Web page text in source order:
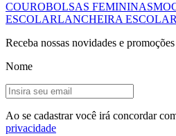
COUROBOLSAS FEMININAS
ESCOLARLANCHEIRA ESCOLAR
Receba nossas novidades e
Nome
Ao se cadastrar você irá concordar
privacidade